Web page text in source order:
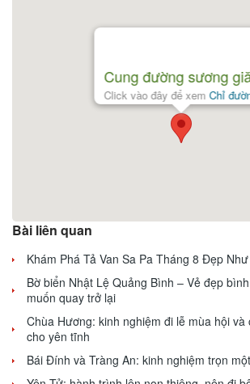
Cung đường sương
Click vào đây để xemChỉ
Bài liên quan
Khám Phá Tả Van Sa Pa Tháng 8 Đẹp
Bờ biển Nhật Lệ Quảng Bình – Vẻ đẹp
muốn quay trở lại
Chùa Hương: kinh nghiệm đi lễ mùa hội và
cho yên tĩnh
Bái Đính và Tràng An: kinh nghiệm trọn